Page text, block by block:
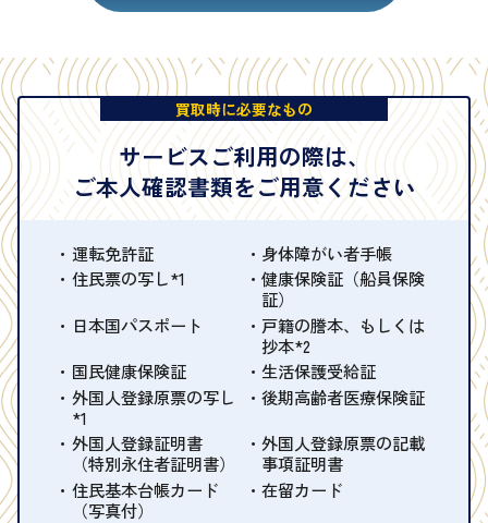
買取時に必要なもの
サービスご利用の際は、
ご本人確認書類をご用意ください
運転免許証
身体障がい者手帳
住民票の写し*1
健康保険証（船員保険
証）
日本国パスポート
戸籍の謄本、もしくは
抄本*2
国民健康保険証
生活保護受給証
外国人登録原票の写し
*1
後期高齢者医療保険証
外国人登録証明書
（特別永住者証明書）
外国人登録原票の記載
事項証明書
住民基本台帳カード
（写真付）
在留カード